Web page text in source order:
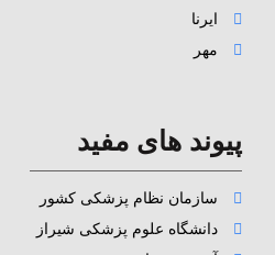
ایرنا
مهر
پیوند های مفید
سازمان نظام پزشکی کشور
دانشگاه علوم پزشکی شیراز